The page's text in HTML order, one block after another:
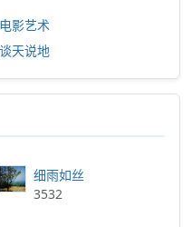
电影艺术
谈天说地
细雨如丝
3532